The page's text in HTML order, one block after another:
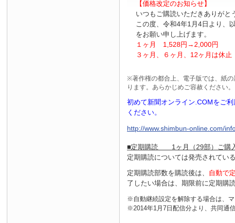
【価格改定のお知らせ】
いつもご購読いただきありがと
この度、令和4年1月4日より、
をお願い申し上げます。
１ヶ月 1,528円 →2,000円
３ヶ月、６ヶ月、 12ヶ月は休止
※著作権の都合上、電子版では、紙の
ります。あらかじめご容赦ください。
初めて新聞オンライン.COMをご
ください。
http://www.shimbun-online.com/
■定期購読 1ヶ月（29部）
ご購
定期購読については発売されてい
定期購読部数を購読後は、 自動で
了したい場合は、期限前に定期購
※自動継続設定を解除する場合は、
※2014年1月7日配信分より、共同通